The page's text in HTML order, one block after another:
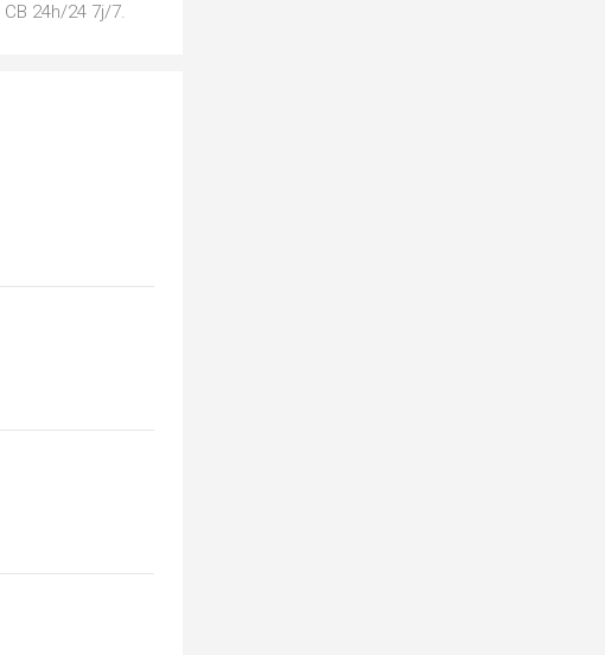
24h/24 7j/7.